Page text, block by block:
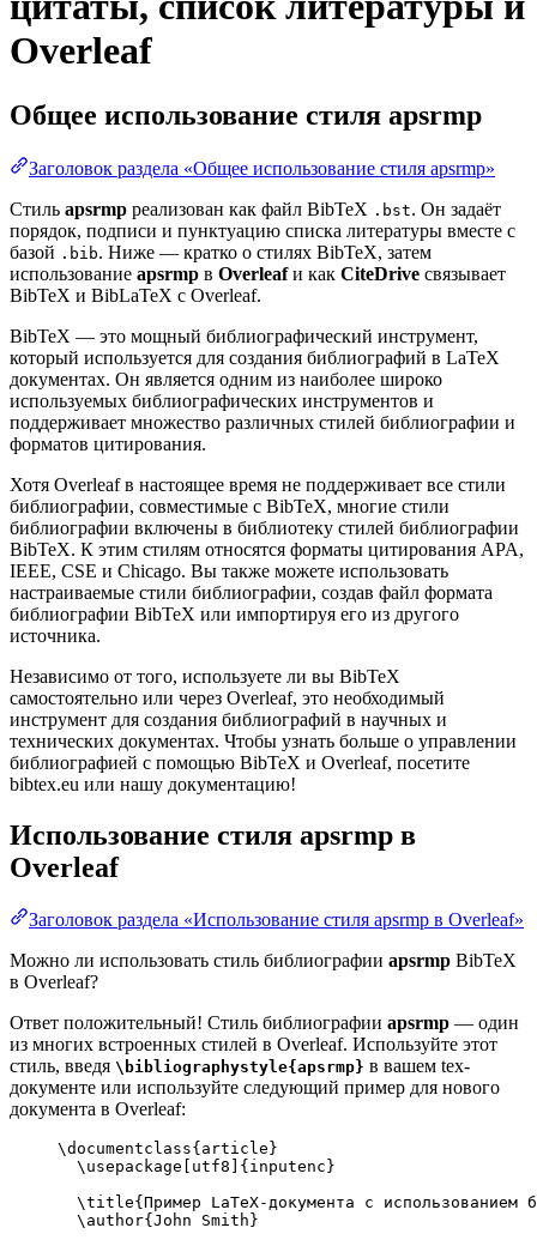
Overleaf
Общее использование стиля apsrmp
Заголовок раздела «Общее использование стиля apsrmp»
Стиль apsrmp реализован как файл BibTeX .bst. Он задаёт
порядок, подписи и пунктуацию списка литературы вместе с
базой .bib. Ниже — кратко о стилях BibTeX, затем
использование apsrmp в Overleafи как CiteDrive связывает
BibTeX и BibLaTeX с Overleaf.
BibTeX — это мощный библиографический инструмент,
который используется для создания библиографий в LaTeX
документах. Он является одним из наиболее широко
используемых библиографических инструментов и
поддерживает множество различных стилей библиографии и
форматов цитирования.
Хотя Overleaf в настоящее время не поддерживает все стили
библиографии, совместимые с BibTeX, многие стили
библиографии включены в библиотеку стилей библиографии
BibTeX. К этим стилям относятся форматы цитирования APA,
IEEE, CSE и Chicago. Вы также можете использовать
настраиваемые стили библиографии, создав файл формата
библиографии BibTeX или импортируя его из другого
источника.
Независимо от того, используете ли вы BibTeX
самостоятельно или через Overleaf, это необходимый
инструмент для создания библиографий в научных и
технических документах. Чтобы узнать больше о управлении
библиографией с помощью BibTeX и Overleaf, посетите
bibtex.eu или нашу документацию!
Использование стиля apsrmp в
Overleaf
Заголовок раздела «Использование стиля apsrmp в Overleaf»
Можно ли использовать стиль библиографии apsrmp BibTeX
в Overleaf?
Ответ положительный! Стиль библиографии apsrmp — один
из многих встроенных стилей в Overleaf. Используйте этот
стиль, введя \bibliographystyle{apsrmp} в вашем tex-
документе или используйте следующий пример для нового
документа в Overleaf:
\documentclass{ article }
\usepackage
utf8 ]{ inputenc }
\title{Пример LaTeX-документа с использованием
\author{John Smith}